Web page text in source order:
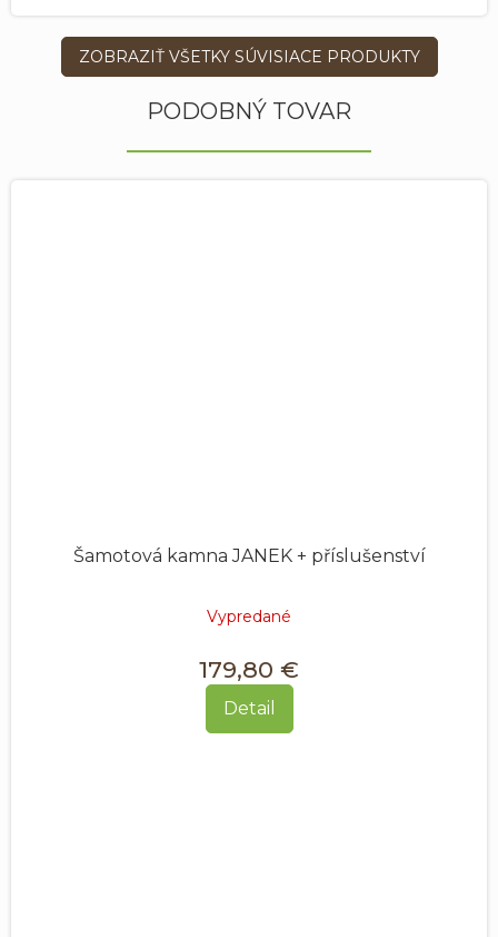
ZOBRAZIŤ VŠETKY SÚVISIACE PRODUKTY
PODOBNÝ TOVAR
Šamotová kamna JANEK + příslušenství
Vypredané
179,80 €
Detail